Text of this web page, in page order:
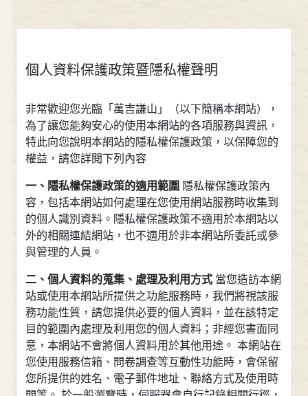
個人資料保護政策暨隱私權聲明
非常歡迎您光臨「萬吉謙山」（以下簡稱本網站），
為了讓您能夠安心的使用本網站的各項服務與資訊，
特此向您說明本網站的隱私權保護政策，以保障您的
權益，請您詳閱下列內容
一、隱私權保護政策的適用範圍隱私權保護政策內
容，包括本網站如何處理在您使用網站服務時收集到
的個人識別資料。隱私權保護政策不適用於本網站以
外的相關連結網站，也不適用於非本網站所委託或參
與管理的人員。
二、個人資料的蒐集、處理及利用方式當您造訪本網
站或使用本網站所提供之功能服務時，我們將視該服
務功能性質，請您提供必要的個人資料，並在該特定
目的範圍內處理及利用您的個人資料；非經您書面同
意，本網站不會將個人資料用於其他用途。 本網站在
您使用服務信箱、問卷調查等互動性功能時，會保留
您所提供的姓名、電子郵件地址、聯絡方式及使用時